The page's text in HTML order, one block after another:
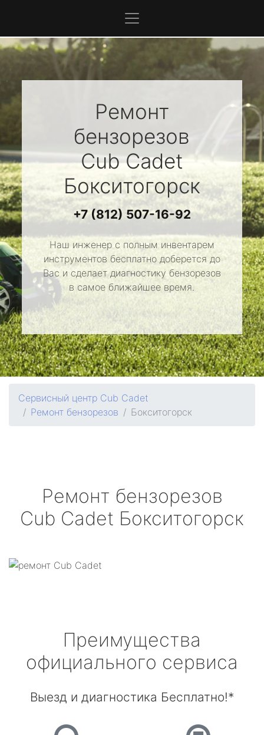
Ремонт
бензорезов
Cub Cadet
Бокситогорск
+7 (812) 507-16-92
Наш инженер с полным инвентарем
инструментов бесплатно доберется до
Вас и сделает диагностику бензорезов
в самое ближайшее время.
Сервисный центр Cub Cadet
Ремонт бензорезов
Бокситогорск
Ремонт бензорезов
Cub Cadet Бокситогорск
Преимущества
официального сервиса
Выезд и диагностика Бесплатно!*